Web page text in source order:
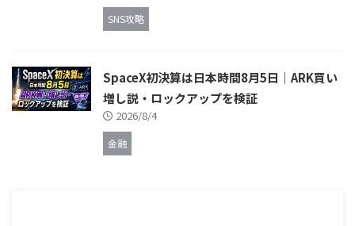
SNS攻略
SpaceX初決算は日本時間8月5日｜ARK買い
増し説・ロックアップを検証
2026/8/4
金融